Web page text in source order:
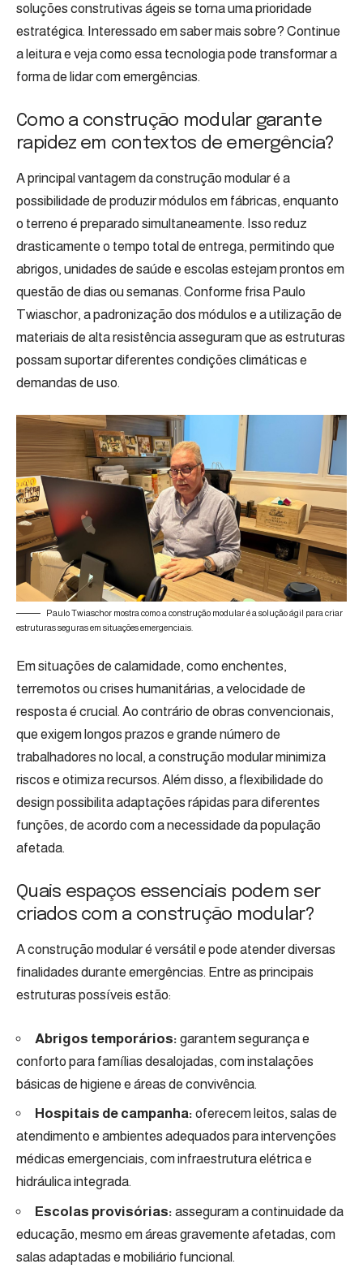
soluções construtivas ágeis se torna uma prioridade
estratégica. Interessado em saber mais sobre? Continue
a leitura e veja como essa tecnologia pode transformar a
forma de lidar com emergências.
Como a construção modular garante
rapidez em contextos de emergência?
A principal vantagem da construção modular é a
possibilidade de produzir módulos em fábricas, enquanto
o terreno é preparado simultaneamente. Isso reduz
drasticamente o tempo total de entrega, permitindo que
abrigos, unidades de saúde e escolas estejam prontos em
questão de dias ou semanas. Conforme frisa Paulo
Twiaschor, a padronização dos módulos e a utilização de
materiais de alta resistência asseguram que as estruturas
possam suportar diferentes condições climáticas e
demandas de uso.
Paulo Twiaschor mostra como a construção modular é a solução ágil para criar
estruturas seguras em situações emergenciais.
Em situações de calamidade, como enchentes,
terremotos ou crises humanitárias, a velocidade de
resposta é crucial. Ao contrário de obras convencionais,
que exigem longos prazos e grande número de
trabalhadores no local, a construção modular minimiza
riscos e otimiza recursos. Além disso, a flexibilidade do
design possibilita adaptações rápidas para diferentes
funções, de acordo com a necessidade da população
afetada.
Quais espaços essenciais podem ser
criados com a construção modular?
A construção modular é versátil e pode atender diversas
finalidades durante emergências. Entre as principais
estruturas possíveis estão:
Abrigos temporários: garantem segurança e
conforto para famílias desalojadas, com instalações
básicas de higiene e áreas de convivência.
Hospitais de campanha: oferecem leitos, salas de
atendimento e ambientes adequados para intervenções
médicas emergenciais, com infraestrutura elétrica e
hidráulica integrada.
Escolas provisórias: asseguram a continuidade da
educação, mesmo em áreas gravemente afetadas, com
salas adaptadas e mobiliário funcional.